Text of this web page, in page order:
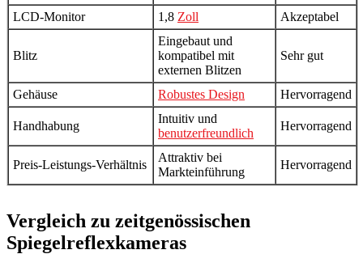
LCD-Monitor
1,8 Zoll Akzeptabel
Blitz
Eingebaut und
kompatibel mit
externen Blitzen
Sehr gut
Gehäuse Robustes Design Hervorragend
Handhabung
Intuitiv und
benutzerfreundlich
Hervorragend
Preis-Leistungs-Verhältnis
Attraktiv bei
Markteinführung
Hervorragend
Vergleich zu zeitgenössischen
Spiegelreflexkameras